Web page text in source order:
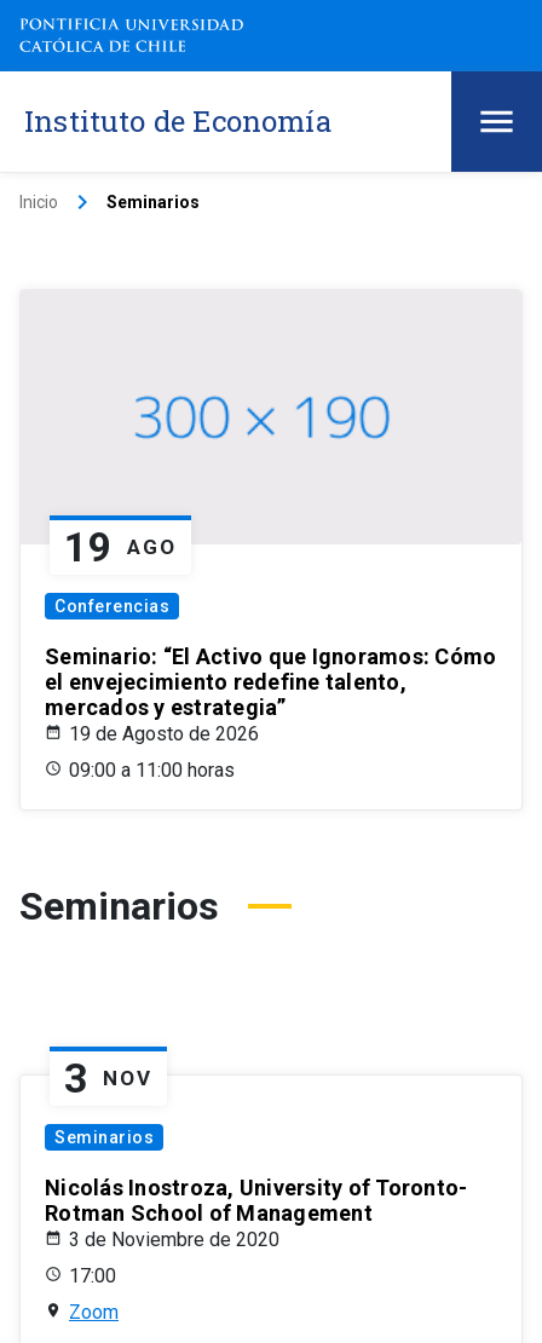
Instituto de Economía
Inicio keyboard_arrow_right Seminarios
19 AGO
Conferencias
Seminario: “El Activo que Ignoramos: Cómo
el envejecimiento redefine talento,
mercados y estrategia”
19 de Agosto de 2026
09:00 a 11:00 horas
Seminarios
3 NOV
Seminarios
Nicolás Inostroza, University of Toronto-
Rotman School of Management
3 de Noviembre de 2020
17:00
Zoom